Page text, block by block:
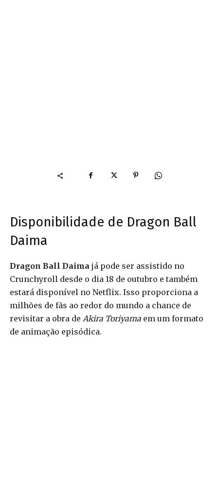
Disponibilidade de Dragon Ball
Daima
Dragon Ball Daima já pode ser assistido no
Crunchyroll desde o dia 18 de outubro e também
estará disponível no Netflix. Isso proporciona a
milhões de fãs ao redor do mundo a chance de
revisitar a obra de Akira Toriyama em um formato
de animação episódica.